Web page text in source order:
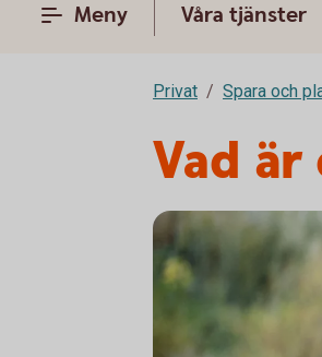
Meny Våra tjänster
Privat Spara och
Vad